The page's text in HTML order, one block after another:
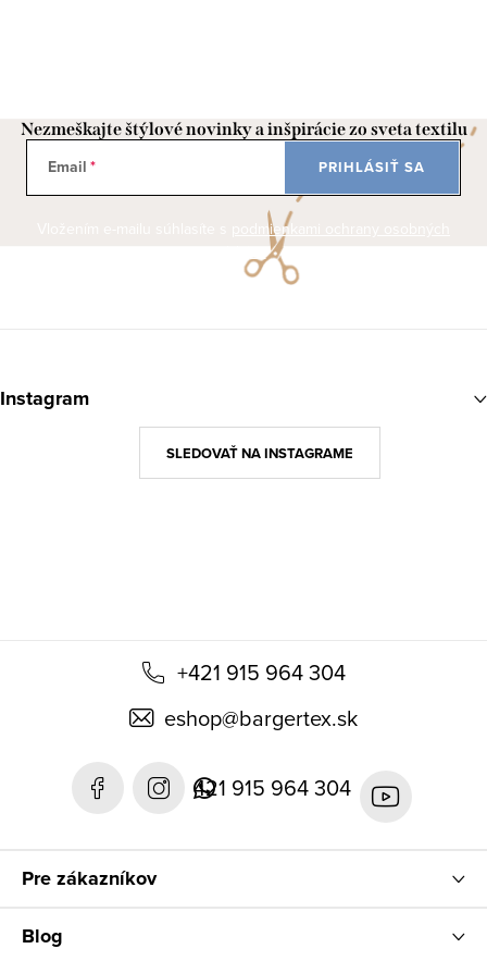
Nezmeškajte štýlové novinky a inšpirácie zo sveta textilu
Email
podmienkami ochrany osobných
údajov
PRIHLÁSIŤ SA
á
+421 915 964 304
eshop@bargertex.sk
421 915 964 304
Instagram
SLEDOVAŤ NA INSTAGRAME
Pre zákazníkov
Blog